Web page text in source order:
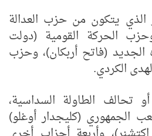
الذي يتكون من حزب العدالة
الحركة القومية (دولت
الجديد (فاتح أربكان)، وحزب
الكردي.
تحالف الطاولة السداسية،
الجمهوري (كليجدار أوغلو)